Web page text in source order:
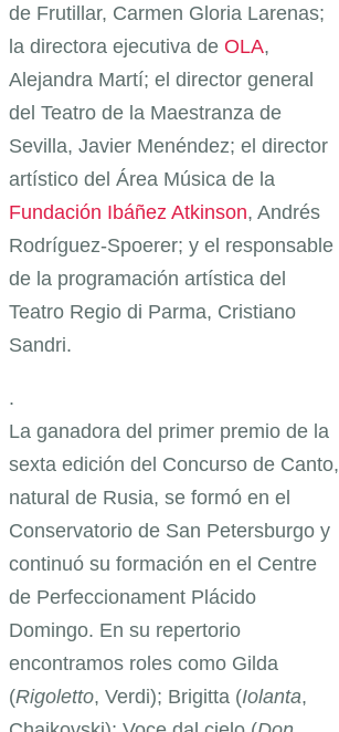
de Frutillar, Carmen Gloria Larenas;
la directora ejecutiva de OLA,
Alejandra Martí; el director general
del Teatro de la Maestranza de
Sevilla, Javier Menéndez; el director
artístico del Área Música de la
Fundación Ibáñez Atkinson, Andrés
Rodríguez-Spoerer; y el responsable
de la programación artística del
Teatro Regio di Parma, Cristiano
Sandri.
.
La ganadora del primer premio de la
sexta edición del Concurso de Canto,
natural de Rusia, se formó en el
Conservatorio de San Petersburgo y
continuó su formación en el Centre
de Perfeccionament Plácido
Domingo. En su repertorio
encontramos roles como Gilda
(Rigoletto, Verdi); Brigitta (Iolanta,